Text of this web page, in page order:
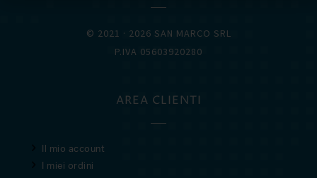
© 2021 · 2026 SAN MARCO SRL
P.IVA 05603920280
AREA CLIENTI
Il mio account
I miei ordini